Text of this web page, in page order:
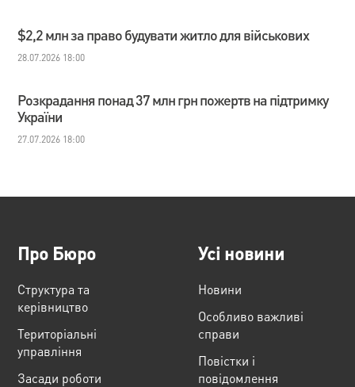
$2,2 млн за право будувати житло для військових
28.07.2026 18:00
Розкрадання понад 37 млн грн пожертв на підтримку
України
27.07.2026 18:00
Про Бюро
Структура та
керівництво
Територіальні
управління
Засади роботи
Усі новини
Новини
Особливо важливі
справи
Повістки і
повідомлення